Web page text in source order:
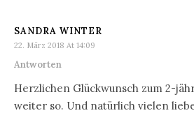
SANDRA WINTER
22. März 2018 At 14:09
Antworten
Herzlichen Glückwunsch zum 2-
weiter so. Und natürlich vielen